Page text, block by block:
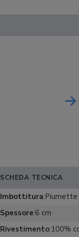
SCHEDA TECNICA
Imbottitura:Piumette
Spessore:6 cm
Rivestimento:100%